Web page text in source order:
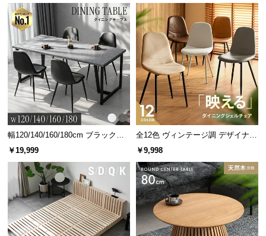
幅120/140/160/180cm ブラックフ
レーム ダイニング 大理石調 4人掛
￥19,999
全12色 ヴィンテージ調 デザイナー
ズシェルチェア
￥9,998